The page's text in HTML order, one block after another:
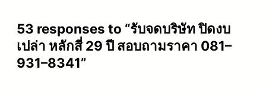
53 responses to “รับจดบริษัท ปิดงบ
เปล่า หลักสี่ 29 ปี สอบถามราคา 081–
931–8341”